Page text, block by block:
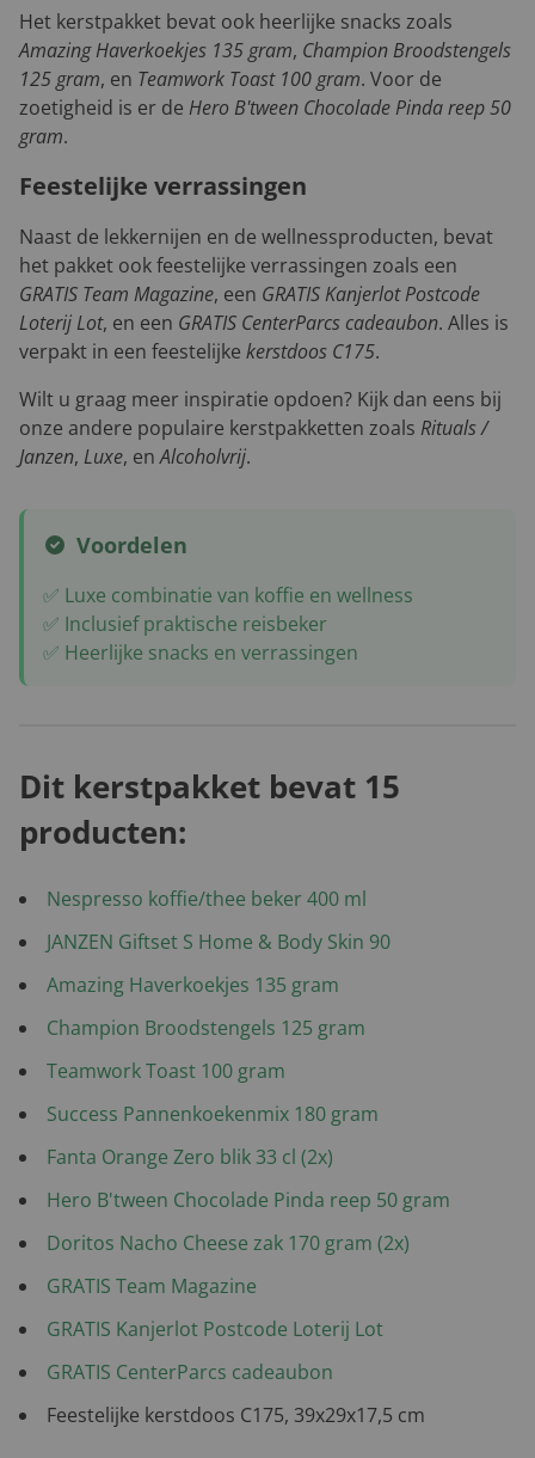
Het kerstpakket bevat ook heerlijke snacks zoals
Amazing Haverkoekjes 135 gram, Champion Broodstengels
125 gram, en Teamwork Toast 100 gram. Voor de
zoetigheid is er de Hero B'tween Chocolade Pinda reep 50
gram.
Feestelijke verrassingen
Naast de lekkernijen en de wellnessproducten, bevat
het pakket ook feestelijke verrassingen zoals een
GRATIS Team Magazine, een GRATIS Kanjerlot Postcode
Loterij Lot, en een GRATIS CenterParcs cadeaubon. Alles is
verpakt in een feestelijke kerstdoos C175.
Wilt u graag meer inspiratie opdoen? Kijk dan eens bij
onze andere populaire kerstpakketten zoals Rituals /
Janzen, Luxe, enAlcoholvrij.
Voordelen
✅ Luxe combinatie van koffie en wellness
✅ Inclusief praktische reisbeker
✅ Heerlijke snacks en verrassingen
Dit kerstpakket bevat 15
producten:
Nespresso koffie/thee beker 400 ml
JANZEN Giftset S Home & Body Skin 90
Amazing Haverkoekjes 135 gram
Champion Broodstengels 125 gram
Teamwork Toast 100 gram
Success Pannenkoekenmix 180 gram
Fanta Orange Zero blik 33 cl (2x)
Hero B'tween Chocolade Pinda reep 50 gram
Doritos Nacho Cheese zak 170 gram (2x)
GRATIS Team Magazine
GRATIS Kanjerlot Postcode Loterij Lot
GRATIS CenterParcs cadeaubon
Feestelijke kerstdoos C175, 39x29x17,5 cm